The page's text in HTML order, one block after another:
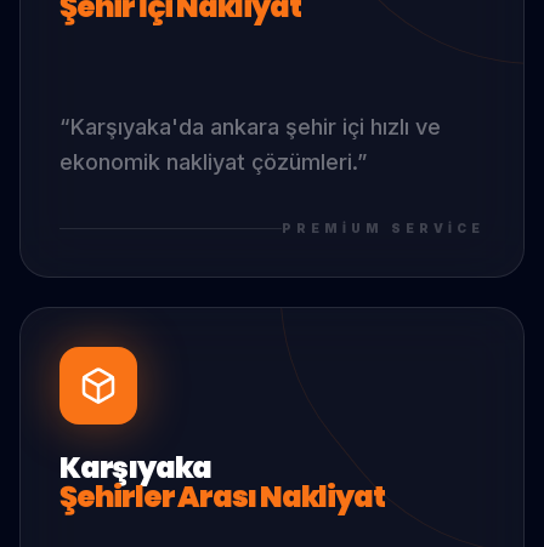
“Karşıyaka'da ankara şehir içi hızlı ve
ekonomik nakliyat çözümleri.”
PREMIUM SERVICE
Karşıyaka
Şehirler Arası Nakliyat